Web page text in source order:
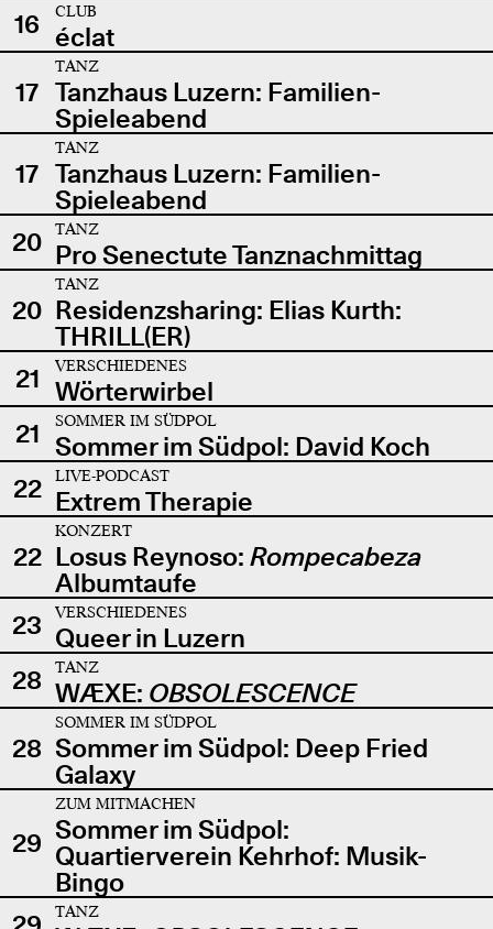
16
CLUB
éclat
17
TANZ
Tanzhaus Luzern: Familien-
Spieleabend
17
TANZ
Tanzhaus Luzern: Familien-
Spieleabend
20
TANZ
Pro Senectute Tanznachmittag
20
TANZ
Residenzsharing: Elias Kurth:
THRILL(ER)
21
VERSCHIEDENES
Wörterwirbel
21
SOMMER IM SÜDPOL
Sommer im Südpol: David Koch
22
LIVE-PODCAST
Extrem Therapie
22
KONZERT
Losus Reynoso: Rompecabeza
Albumtaufe
23
VERSCHIEDENES
Queer in Luzern
28
TANZ
WÆXE: OBSOLESCENCE
28
SOMMER IM SÜDPOL
Sommer im Südpol: Deep Fried
Galaxy
29
ZUM MITMACHEN
Sommer im Südpol:
Quartierverein Kehrhof: Musik-
Bingo
TANZ